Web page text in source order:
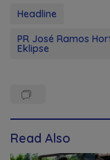
Headline
PR José Ramos
Eklipse
Read Also